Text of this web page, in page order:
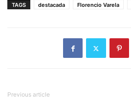
TAGS destacada Florencio Varela
Previous article